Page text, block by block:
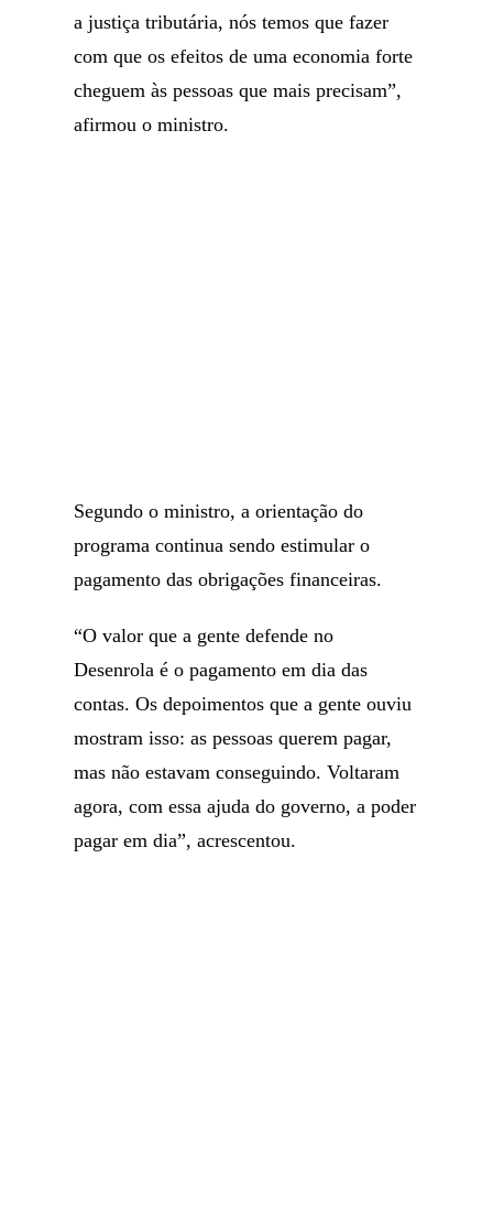
a justiça tributária, nós temos que fazer
com que os efeitos de uma economia forte
cheguem às pessoas que mais precisam”,
afirmou o ministro.
Segundo o ministro, a orientação do
programa continua sendo estimular o
pagamento das obrigações financeiras.
“O valor que a gente defende no
Desenrola é o pagamento em dia das
contas. Os depoimentos que a gente ouviu
mostram isso: as pessoas querem pagar,
mas não estavam conseguindo. Voltaram
agora, com essa ajuda do governo, a poder
pagar em dia”, acrescentou.